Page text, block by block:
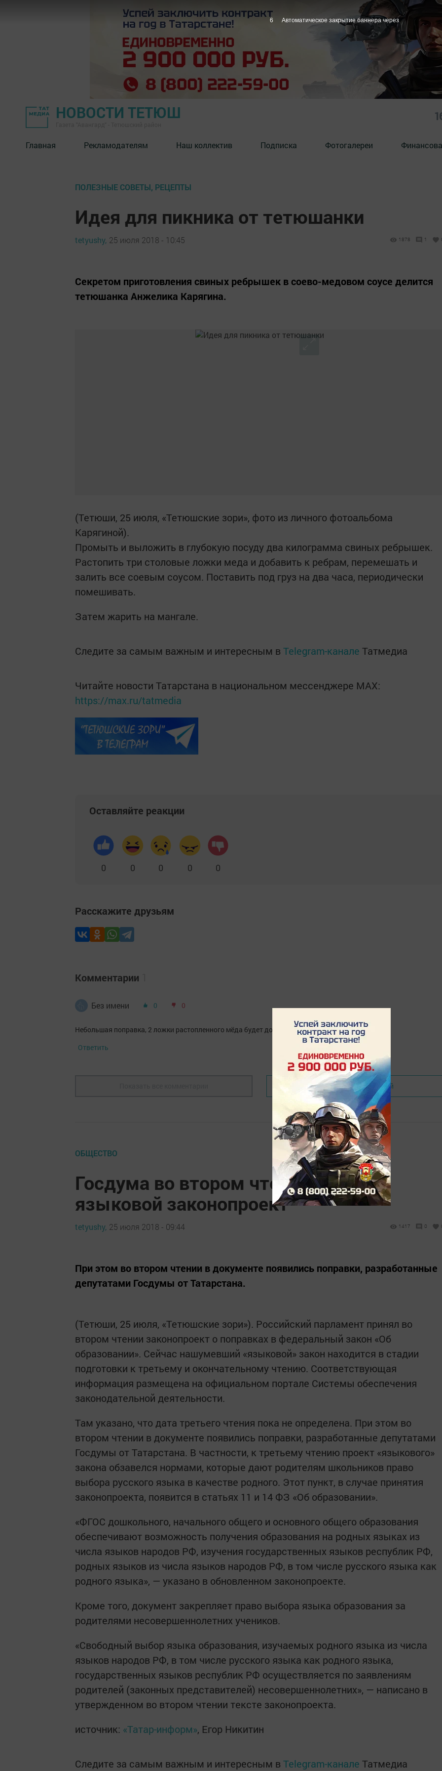
НОВОСТИ ТЕТЮШ
Главная Рекламодателям Наш коллектив Подписка Фотогалереи
ПОЛЕЗНЫЕ СОВЕТЫ, РЕЦЕПТЫ
Идея для пикника от тетюшанки
tetyushy, 25 июля 2018 - 10:45 1878 1
Секретом приготовления свиных ребрышек в соево-медовом соусе делится
тетюшанка Анжелика Карягина.
(Тетюши, 25 июля, «Тетюшские зори», фото из личного фотоальбома
Карягиной).
Промыть и выложить в глубокую посуду два килограмма свиных реб­рышек.
Растопить три столовые ложки меда и добавить к ребрам, перемешать и
залить все сое­вым соусом. Поставить под груз на два часа, периодически
помешивать.
Затем жарить на мангале.
Следите за самым важным и интересным в Telegram-канале Татмедиа
Читайте новости Татарстана в национальном мессенджере MАХ:
https://max.ru/tatmedia
Оставляйте реакции
0 0 0 0 0
Расскажите друзьям
Комментарии
Без имени 0 0
Небольшая поправка, 2 ложки растопленного мёда будет достаточно?
Ответить
Написать комментарий
ОБЩЕСТВО
Госдума во втором чтении приняла
языковой законопроект
tetyushy, 25 июля 2018 - 09:44 1417 0
При этом во втором чтении в документе появились поправки, разработанные
депутатами Госдумы от Татарстана.
(Тетюши, 25 июля, «Тетюшские зори»). Российский парламент принял во
втором чтении законопроект о поправках в федеральный закон «Об
образовании». Сейчас нашумевший «языковой» закон находится в стадии
подготовки к третьему и окончательному чтению. Соответствующая
информация размещена на официальном портале Системы обеспечения
законодательной деятельности.
Там указано, что дата третьего чтения пока не определена. При этом во
втором чтении в документе появились поправки, разработанные депутатами
Госдумы от Татарстана. В частности, к третьему чтению проект «языкового»
закона обзавелся нормами, которые дают родителям школьников право
выбора русского языка в качестве родного. Этот пункт, в случае принятия
законопроекта, появится в статьях 11 и 14 ФЗ «Об образовании».
«ФГОС дошкольного, начального общего и основного общего образования
обеспечивают возможность получения образования на родных языках из
числа языков народов РФ, изучения государственных языков республик РФ,
родных языков из числа языков народов РФ, в том числе русского языка как
родного языка», — указано в обновленном законопроекте.
Кроме того, документ закрепляет право выбора языка образования за
родителями несовершеннолетних учеников.
«Свободный выбор языка образования, изучаемых родного языка из числа
языков народов РФ, в том числе русского языка как родного языка,
государственных языков республик РФ осуществляется по заявлениям
родителей (законных представителей) несовершеннолетних», — написано в
утвержденном во втором чтении тексте законопроекта.
источник: «Татар-информ», Егор Никитин
Следите за самым важным и интересным в Telegram-канале Татмедиа
5 Автоматическое закрытие баннера через